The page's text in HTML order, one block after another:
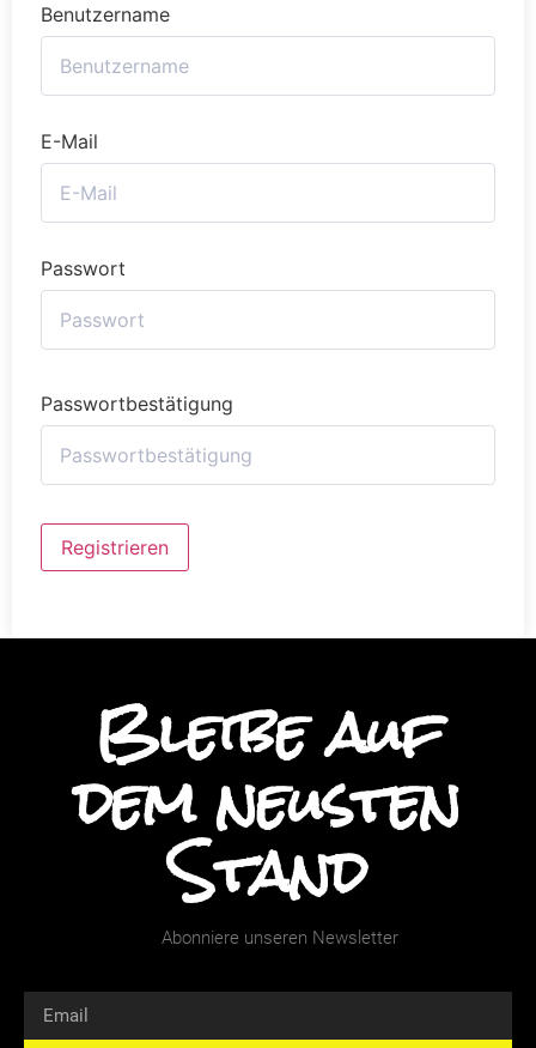
Benutzername
E-Mail
Passwort
Passwortbestätigung
Alternative:
Registrieren
Bleibe auf
dem neusten
Stand
Abonniere unseren Newsletter